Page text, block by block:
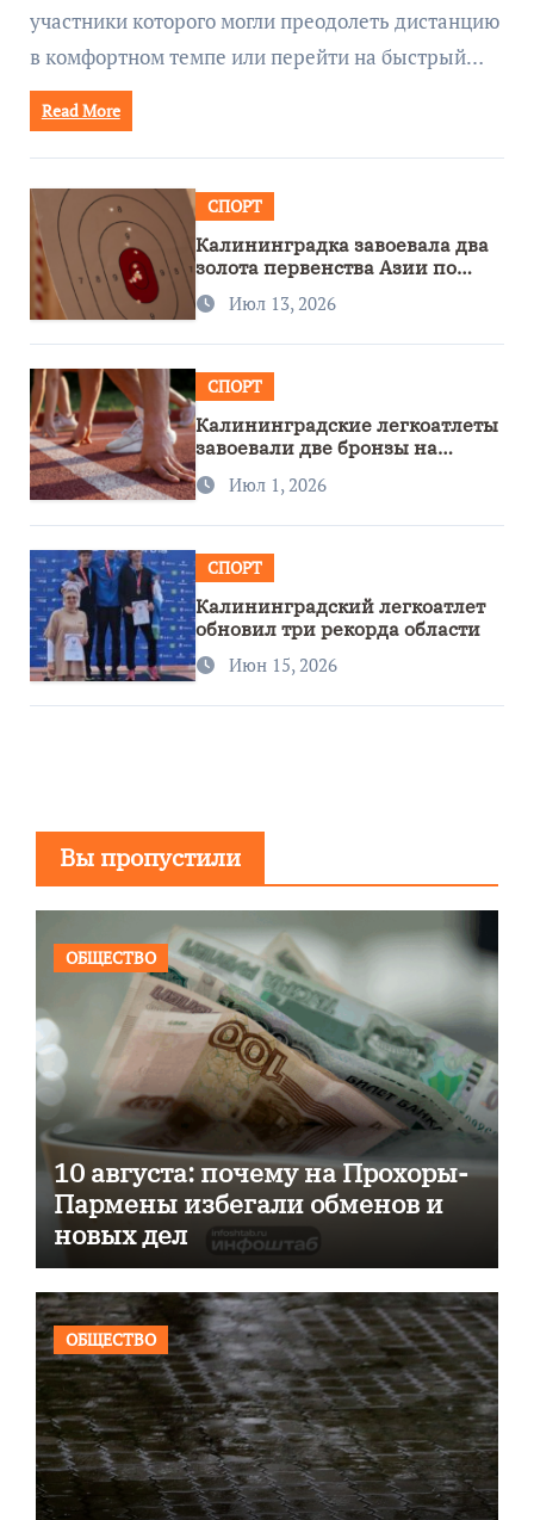
участники которого могли преодолеть дистанцию
в комфортном темпе или перейти на быстрый…
Read More
СПОРТ
Калининградка завоевала два
золота первенства Азии по
метанию ножа
Июл 13, 2026
СПОРТ
Калининградские легкоатлеты
завоевали две бронзы на
первенстве России
Июл 1, 2026
СПОРТ
Калининградский легкоатлет
обновил три рекорда области
Июн 15, 2026
Вы пропустили
ОБЩЕСТВО
10 августа: почему на Прохоры-
Пармены избегали обменов и
новых дел
ОБЩЕСТВО